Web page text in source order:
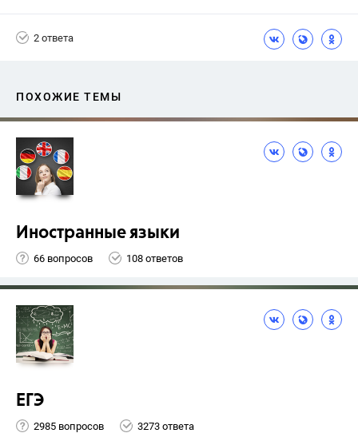
2 ответа
ПОХОЖИЕ ТЕМЫ
Иностранные языки
66 вопросов 108 ответов
ЕГЭ
2985 вопросов 3273 ответа